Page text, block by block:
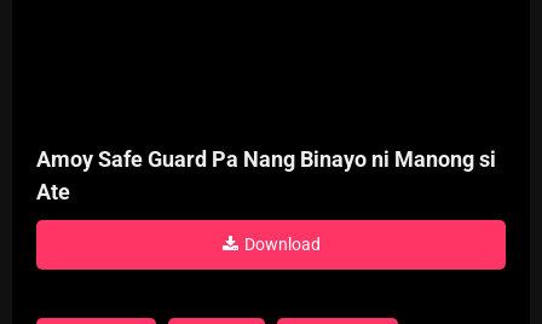
Amoy Safe Guard Pa Nang Binayo ni Manong si
Ate
Download